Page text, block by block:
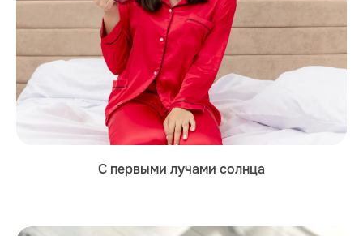
С первыми лучами солнца